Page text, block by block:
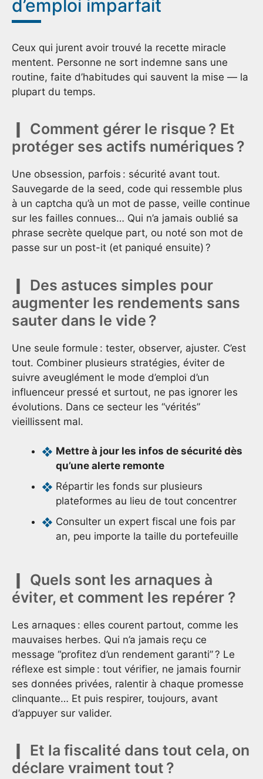
d’emploi imparfait
Ceux qui jurent avoir trouvé la recette miracle
mentent. Personne ne sort indemne sans une
routine, faite d’habitudes qui sauvent la mise — la
plupart du temps.
Comment gérer le risque ? Et
protéger ses actifs numériques ?
Une obsession, parfois : sécurité avant tout.
Sauvegarde de la seed, code qui ressemble plus
à un captcha qu’à un mot de passe, veille continue
sur les failles connues… Qui n’a jamais oublié sa
phrase secrète quelque part, ou noté son mot de
passe sur un post-it (et paniqué ensuite) ?
Des astuces simples pour
augmenter les rendements sans
sauter dans le vide ?
Une seule formule : tester, observer, ajuster. C’est
tout. Combiner plusieurs stratégies, éviter de
suivre aveuglément le mode d’emploi d’un
influenceur pressé et surtout, ne pas ignorer les
évolutions. Dans ce secteur les “vérités”
vieillissent mal.
Mettre à jour les infos de sécurité dès
qu’une alerte remonte
Répartir les fonds sur plusieurs
plateformes au lieu de tout concentrer
Consulter un expert fiscal une fois par
an, peu importe la taille du portefeuille
Quels sont les arnaques à
éviter, et comment les repérer ?
Les arnaques : elles courent partout, comme les
mauvaises herbes. Qui n’a jamais reçu ce
message “profitez d’un rendement garanti” ? Le
réflexe est simple : tout vérifier, ne jamais fournir
ses données privées, ralentir à chaque promesse
clinquante… Et puis respirer, toujours, avant
d’appuyer sur valider.
Et la fiscalité dans tout cela, on
déclare vraiment tout ?